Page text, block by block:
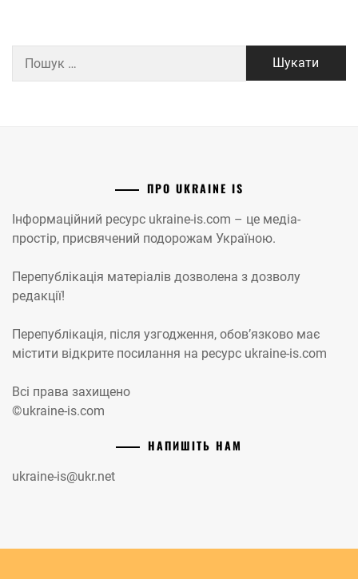
ПРО UKRAINE IS
Інформаційний ресурс ukraine-is.com – це медіа-
простір, присвячений подорожам Україною.
Перепублікація матеріалів дозволена з дозволу
редакції!
Перепублікація, після узгодження, обов’язково має
містити відкрите посилання на ресурс ukraine-is.com
Всі права захищено
©ukraine-is.com
НАПИШІТЬ НАМ
ukraine-is@ukr.net